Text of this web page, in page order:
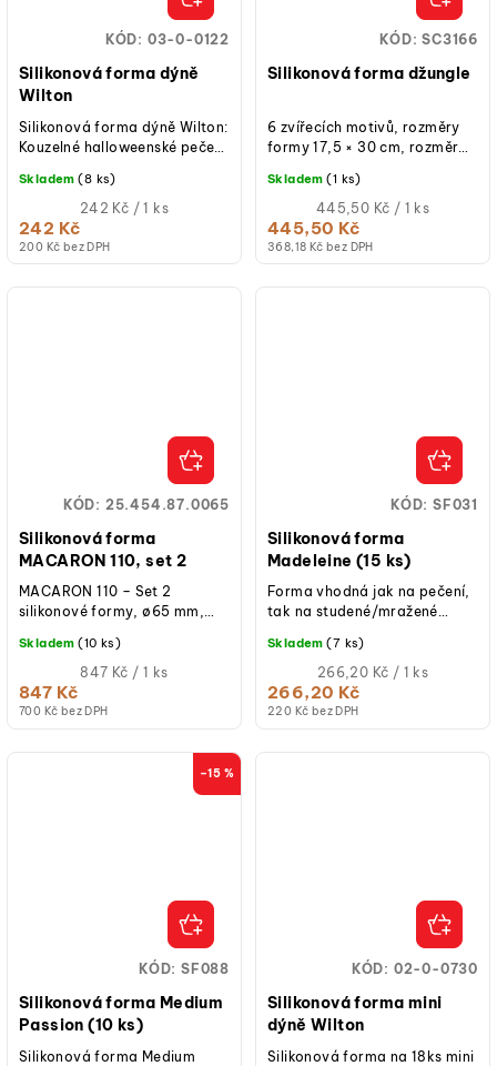
Silikonová forma dýně
Wilton
200 Kč bez DPH
242 Kč
Měrná
cena:
242 Kč / 1 ks
Skladem (8 ks)
Silikonová forma dýně Wilton:
Kouzelné halloweenské pečení
forma Jack-O-Lantern je...
KÓD: 03-0-0122
Silikonová forma džungle
368,18 Kč bez DPH
445,50 Kč
Měrná
cena:
445,50 Kč / 1 ks
Skladem (1 ks)
6 zvířecích motivů, rozměry
formy 17,5 × 30 cm, rozměr
až 11 cm, teplotní odolnost
-20 °C...
KÓD:SC3166
Silikonová forma
MACARON 110, set 2
700 Kč bez DPH
847 Kč
Měrná
847 Kč / 1 ks
Skladem (10 ks)
MACARON 110 – Set 2
silikonové formy, ø65 mm,
teplotní odolnost -60 °C až
+230 °C,...
KÓD: 25.454.87.0065
Silikonová forma
Madeleine (15 ks)
220 Kč bez DPH
266,20 Kč
Měrná
cena:
266,20 Kč / 1 ks
Skladem (7 ks)
Forma vhodná jak na pečení,
tak na studené/mražené
KÓD: SF031
–15 %
Silikonová forma Medium
Passion (10 ks)
Silikonová forma Medium
KÓD: SF088
Silikonová forma mini
dýně Wilton
Silikonová forma na 18ks mini
KÓD: 02-0-0730